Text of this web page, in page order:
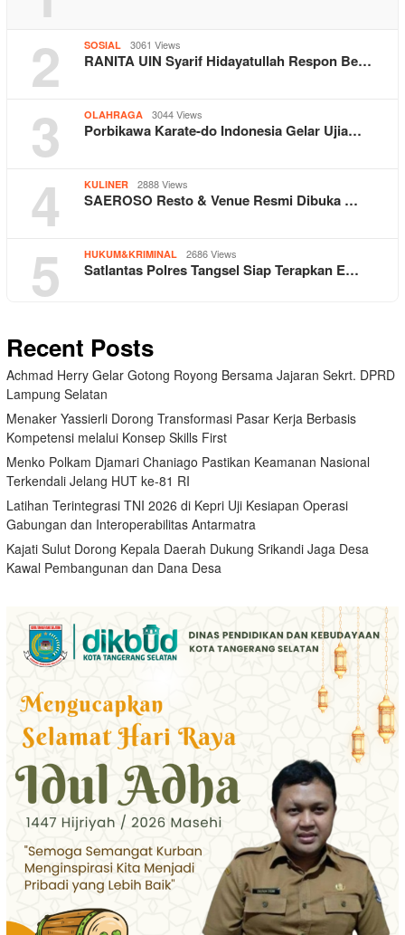
2 SOSIAL 3061 Views
RANITA UIN Syarif Hidayatullah Respon Be…
3 OLAHRAGA 3044 Views
Porbikawa Karate-do Indonesia Gelar Ujia…
4 KULINER 2888 Views
SAEROSO Resto & Venue Resmi Dibuka …
5 HUKUM&KRIMINAL 2686 Views
Satlantas Polres Tangsel Siap Terapkan E…
Recent Posts
Achmad Herry Gelar Gotong Royong Bersama Jajaran Sekrt. DPRD
Lampung Selatan
Menaker Yassierli Dorong Transformasi Pasar Kerja Berbasis
Kompetensi melalui Konsep Skills First
Menko Polkam Djamari Chaniago Pastikan Keamanan Nasional
Terkendali Jelang HUT ke-81 RI
Latihan Terintegrasi TNI 2026 di Kepri Uji Kesiapan Operasi
Gabungan dan Interoperabilitas Antarmatra
Kajati Sulut Dorong Kepala Daerah Dukung Srikandi Jaga Desa
Kawal Pembangunan dan Dana Desa